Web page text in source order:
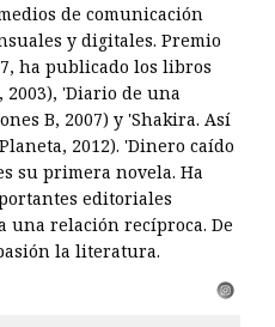
de comunicación
y digitales. Premio
ha publicado los libros
2003), 'Diario de una
B, 2007) y 'Shakira. Así
2012). 'Dinero caído
su primera novela. Ha
editoriales
una relación recíproca. De
la literatura.